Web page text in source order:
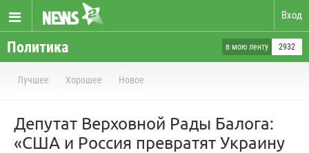
Вход
Политика в мою ленту 2932
Лучшее Хорошее Новое
Депутат Верховной Рады Балога:
«США и Россия превратят Украину